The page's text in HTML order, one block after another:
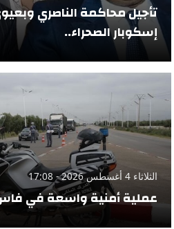
تأجيل محاكمة الناصري
إسكوبار الصحراء..
الثلاثاء 4 أغسطس 2026 - 17:08
عملية أمنية واسعة في